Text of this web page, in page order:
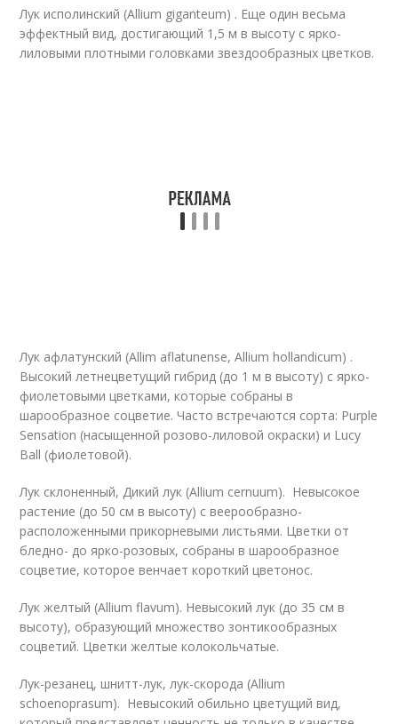
Лук исполинский (Allium giganteum) . Еще один весьма
эффектный вид, достигающий 1,5 м в высоту с ярко-
лиловыми плотными головками звездообразных цветков.
Лук афлатунский (Allim aflatunense, Аllium hollandicum) .
Высокий летнецветущий гибрид (до 1 м в высоту) с ярко-
фиолетовыми цветками, которые собраны в
шарообразное соцветие. Часто встречаются сорта: Purple
Sensation (насыщенной розово-лиловой окраски) и Lucy
Ball (фиолетовой).
Лук склоненный, Дикий лук (Allium cernuum). Невысокое
растение (до 50 см в высоту) с веерообразно-
расположенными прикорневыми листьями. Цветки от
бледно- до ярко-розовых, собраны в шарообразное
соцветие, которое венчает короткий цветонос.
Лук желтый (Allium flavum). Невысокий лук (до 35 см в
высоту), образующий множество зонтикообразных
соцветий. Цветки желтые колокольчатые.
Лук-резанец, шнитт-лук, лук-скорода (Allium
schoenoprasum). Невысокий обильно цветущий вид,